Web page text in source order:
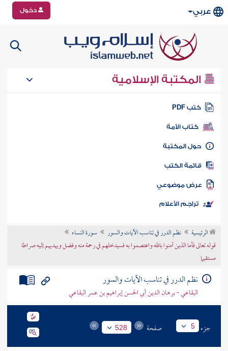
عربي دخول
المكتبة الإسلامية
كتب PDF
كتاب الأمة
المكتبة
الكتب
موضوعي
تراجم الأعلام
الرئيسية نظم الدرر في تناسب الآيات والسور
سورة النساء
قوله تعالى فأما الذين آمنوا بالله واعتصموا به فسيدخلهم في رحمة منه وفضل ويهديهم إليه صراطا
مستقيما
نظم الدرر في تناسب الآيات والسور
البقاعي - برهان الدين أبي الحسن إبراهيم بن عمر البقاعي
جزء 5 صفحة 528